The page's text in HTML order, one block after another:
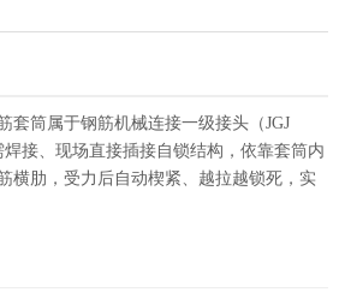
套筒属于钢筋机械连接一级接头（JGJ
接、现场直接插接自锁结构，依靠套筒内
横肋，受力后自动楔紧、越拉越锁死，实